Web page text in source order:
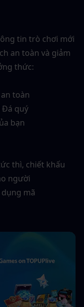
tin trò chơi mới
an toàn và giảm
thức:
toàn
Đá quý
bạn
thì, chiết khấu
người
mã